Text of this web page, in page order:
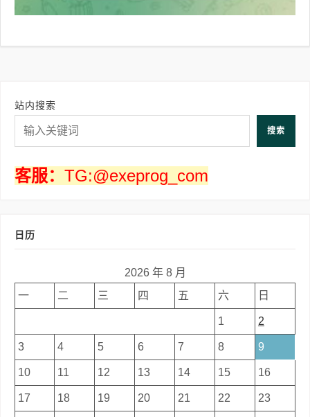
站内搜索
搜索
客服： TG:@exeprog_com
日历
2026 年 8 月
一
二 三 四 五 六 日
1 2
3 4 5 6 7 8 9
10 11 12 13 14 15 16
17 18 19 20 21 22 23